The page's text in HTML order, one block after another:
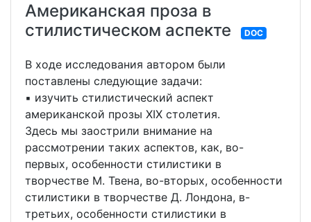
Американская проза в
стилистическом аспекте
DOC
В ходе исследования автором были
поставлены следующие задачи:
▪ изучить стилистический аспект
американской прозы XIX столетия.
Здесь мы заострили внимание на
рассмотрении таких аспектов, как, во-
первых, особенности стилистики в
творчестве М. Твена, во-вторых, особенности
стилистики в творчестве Д. Лондона, в-
третьих, особенности стилистики в